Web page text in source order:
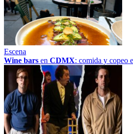
Escena
Wine bars en CDMX: comida y copeo